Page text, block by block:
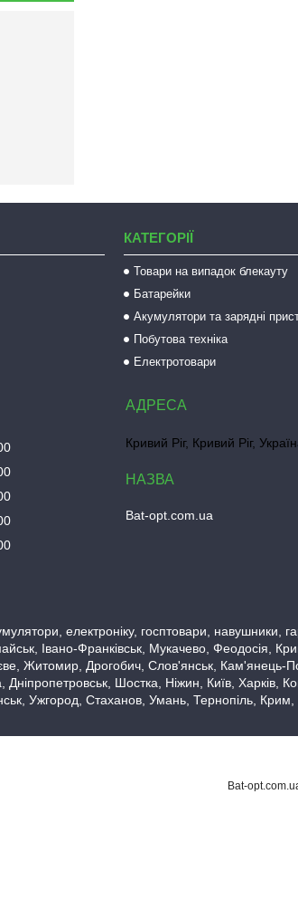
КАТЕГОРІЇ
Товари на випадок блекауту
Батарейки
Акумулятори та зарядні
Побутова техніка
Електротовари
Кривий Ріг, Кривий Ріг,
Bat-opt.com.ua
електроніку, госптовари, навушники,
Івано-Франківськ, Мукачево, Феодосія,
Житомир, Дрогобич, Слов'янськ, Кам'янець-
Дніпропетровськ, Шостка, Ніжин, Київ,
Ужгород, Стаханов, Умань, Тернопіль,